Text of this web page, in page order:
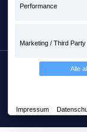
Performance
Marketing / Third Party
Alle
Impressum
Copyright ©